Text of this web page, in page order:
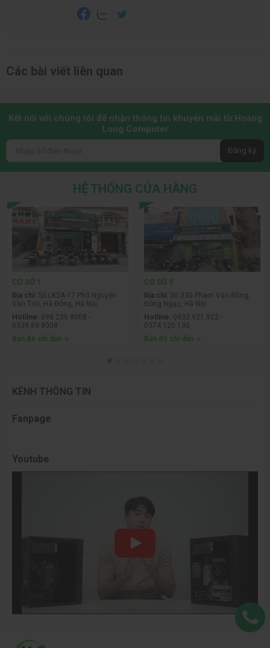
Các bài viết liên quan
Kết nối với chúng tôi để nhận thông tin khuyến mãi từ Hoàng
Long Computer
Đăng ký
HỆ THỐNG CỬA HÀNG
CƠ SỞ 1
Địa chỉ: Số LK2A-17 Phố Nguyễn
Văn Trỗi, Hà Đông, Hà Nội
Hotline: 098.236.8008 -
0339.69.8008
Bản đồ chỉ dẫn
CƠ SỞ 3
Địa chỉ: Số 330 Phạm Văn Đồng,
Đông Ngạc, Hà Nội
Hotline: 0833.921.922 -
0374.120.130
Bản đồ chỉ dẫn
KÊNH THÔNG TIN
Fanpage
Youtube